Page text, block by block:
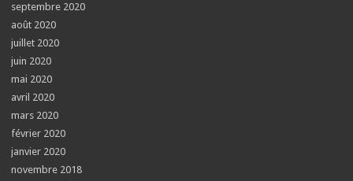
septembre 2020
août 2020
juillet 2020
juin 2020
mai 2020
avril 2020
mars 2020
février 2020
janvier 2020
novembre 2018